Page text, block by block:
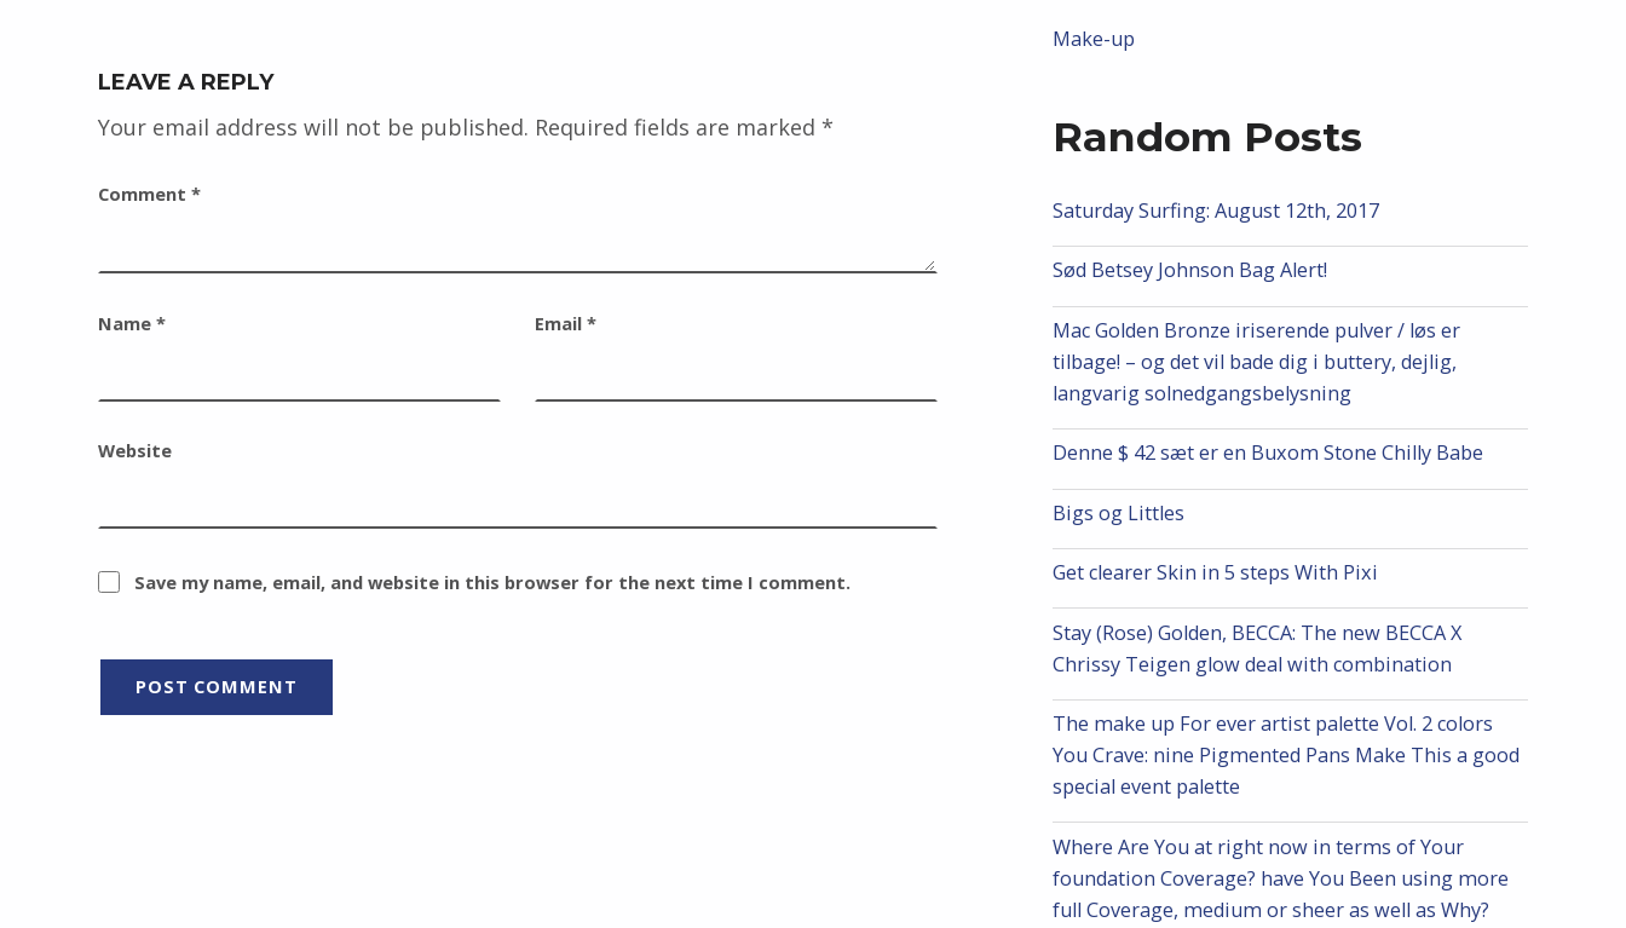
LEAVE A REPLY
Your email address will not be published. Required fields are marked *
Comment *
Name * Email *
Website
Save my name, email, and website in this browser for the next time I comment.
Make-up
Random Posts
Saturday Surfing: August 12th, 2017
Sød Betsey Johnson Bag Alert!
Mac Golden Bronze iriserende pulver / løs er
tilbage! – og det vil bade dig i buttery, dejlig,
langvarig solnedgangsbelysning
Denne $ 42 sæt er en Buxom Stone Chilly Babe
Bigs og Littles
Get clearer Skin in 5 steps With Pixi
Stay (Rose) Golden, BECCA: The new BECCA X
Chrissy Teigen glow deal with combination
The make up For ever artist palette Vol. 2 colors
You Crave: nine Pigmented Pans Make This a good
special event palette
Where Are You at right now in terms of Your
foundation Coverage? have You Been using more
full Coverage, medium or sheer as well as Why?